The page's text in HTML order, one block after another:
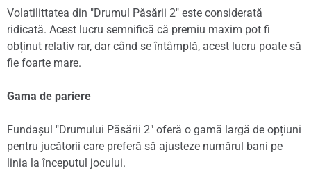
Volatilittatea din "Drumul Păsării 2" este considerată
ridicată. Acest lucru semnifică că premiu maxim pot fi
obținut relativ rar, dar când se întâmplă, acest lucru poate să
fie foarte mare.
Gama de pariere
Fundașul "Drumului Păsării 2" oferă o gamă largă de opțiuni
pentru jucătorii care preferă să ajusteze numărul bani pe
linia la începutul jocului.